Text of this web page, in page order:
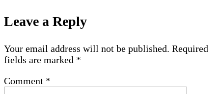
Leave a Reply
Your email address will not be published. Required
fields are marked *
Comment *